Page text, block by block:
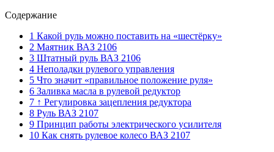
Содержание
1 Какой руль можно поставить на «шестёрку»
2 Маятник ВАЗ 2106
3 Штатный руль ВАЗ 2106
4 Неполадки рулевого управления
5 Что значит «правильное положение руля»
6 Заливка масла в рулевой редуктор
7 ↑ Регулировка зацепления редуктора
8 Руль ВАЗ 2107
9 Принцип работы электрического усилителя
10 Как снять рулевое колесо ВАЗ 2107